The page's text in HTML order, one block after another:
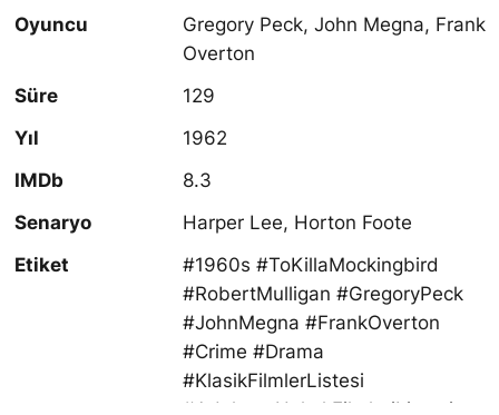
Oyuncu
Gregory Peck, John Megna, Frank
Overton
Süre
129
Yıl
1962
IMDb
8.3
Senaryo
Harper Lee, Horton Foote
Etiket
#1960s #ToKillaMockingbird
#RobertMulligan #GregoryPeck
#JohnMegna #FrankOverton
#Crime #Drama
#KlasikFilmlerListesi
#AdaletveHukukFilmleriListesi